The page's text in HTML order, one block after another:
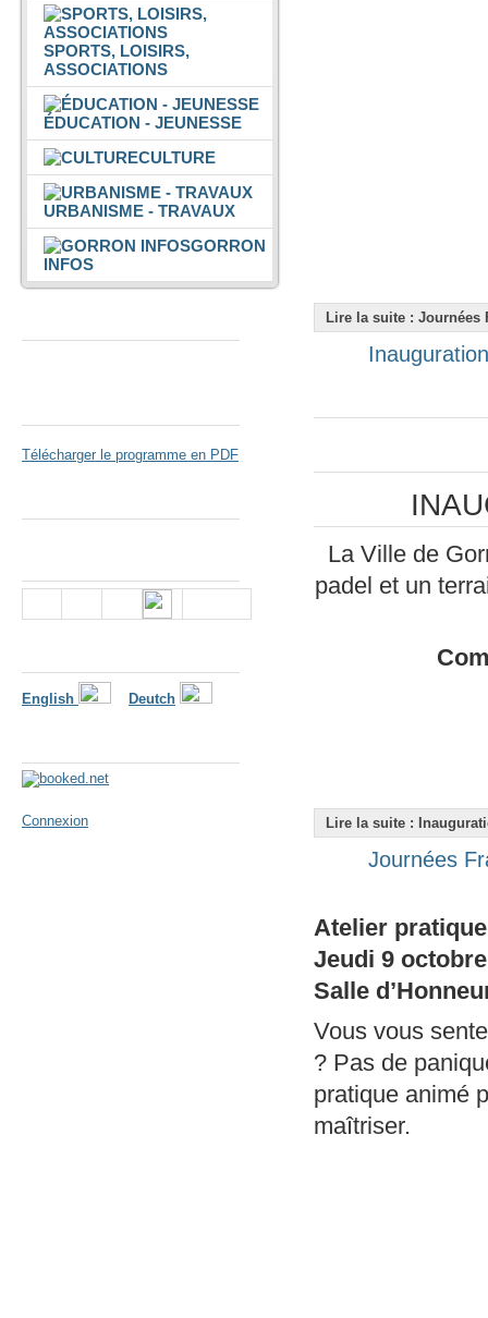
SPORTS, LOISIRS,
ASSOCIATIONS
ÉDUCATION - JEUNESSE
CULTURE
URBANISME - TRAVAUX
GORRON
INFOS
Télécharger le programme en PDF
English Deutch
Connexion
Lire la suite : Journées
La Ville de
padel et un
Lire la suite :
Journées
Atelier
Jeudi 9
Salle
Vous vous
? Pas de
pratique animé
maîtriser.